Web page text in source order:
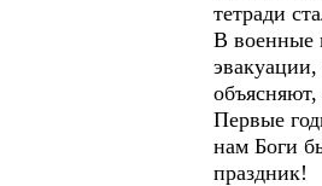
тетради
В военные
Первые
нам Боги
праздник!